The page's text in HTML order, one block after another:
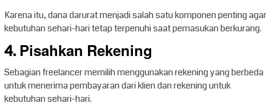
Karena itu, dana darurat menjadi salah satu komponen penting agar
kebutuhan sehari-hari tetap terpenuhi saat pemasukan berkurang.
4. Pisahkan Rekening
Sebagian freelancer memilih menggunakan rekening yang berbeda
untuk menerima pembayaran dari klien dan rekening untuk
kebutuhan sehari-hari.